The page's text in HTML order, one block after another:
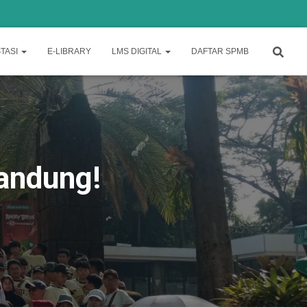
E-LIBRARY LMS DIGITAL DAFTAR SPMB